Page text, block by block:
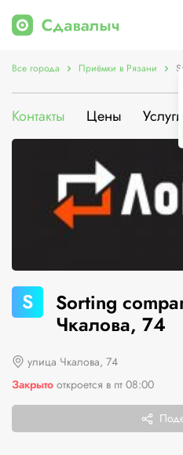
Все города Приёмки в Рязани
Контакты Цены Услуги
S
Sorting
Чкалова, 74
улица Чкалова, 74
Закрыто откроется в пт 08:00